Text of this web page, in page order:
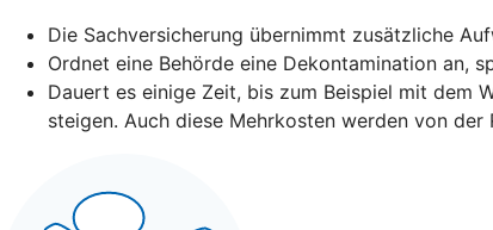
Die Sachversicherung übernimmt zusätzliche
Ordnet eine Behörde eine Dekontamination an,
Dauert es einige Zeit, bis zum Beispiel mit dem
steigen. Auch diese Mehrkosten werden von der